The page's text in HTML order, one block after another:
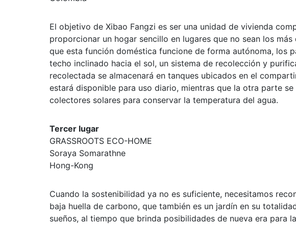
El objetivo de Xibao Fangzi es ser una unidad de vivienda
proporcionar un hogar sencillo en lugares que no sean los
que esta función doméstica funcione de forma autónoma, los
techo inclinado hacia el sol, un sistema de recolección y
recolectada se almacenará en tanques ubicados en el
estará disponible para uso diario, mientras que la otra parte
colectores solares para conservar la temperatura del agua.
Tercer lugar
GRASSROOTS ECO-HOME
Soraya Somarathne
Hong-Kong
Cuando la sostenibilidad ya no es suficiente, necesitamos
baja huella de carbono, que también es un jardín en su
sueños, al tiempo que brinda posibilidades de nueva era para